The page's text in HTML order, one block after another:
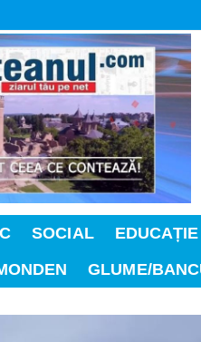
SOCIAL
EDUCAȚIE
GLUME/